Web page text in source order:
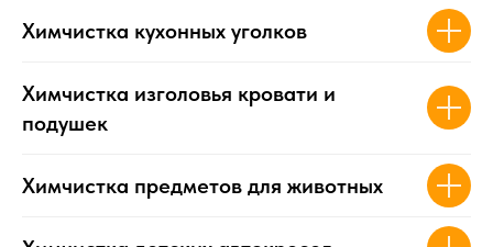
Химчистка кухонных уголков
Химчистка изголовья кровати и
подушек
Химчистка предметов для животных